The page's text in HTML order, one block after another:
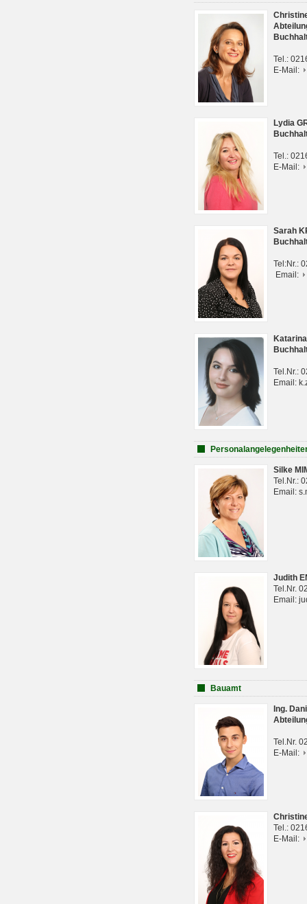
Tel.:
E-Mail:
Lydia
Tel.:
E-Mail:
Sarah
Tel:Nr.:
Email:
Tel.Nr.:
Email:
Silke
Tel.Nr.:
Email:
Judith
Tel.Nr.
Email:
Bauamt
Ing.
Tel.Nr.
E-Mail:
Tel.:
E-Mail: